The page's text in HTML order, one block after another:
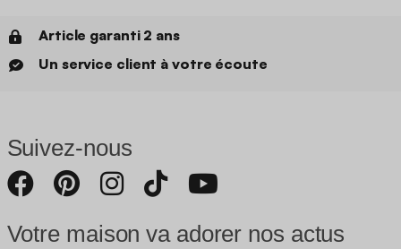
Article garanti 2 ans
Un service client à votre écoute
Suivez-nous
Votre maison va adorer nos actus